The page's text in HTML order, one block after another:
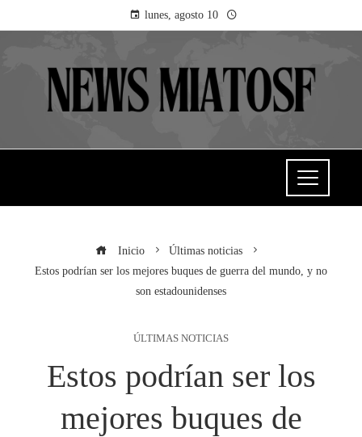
lunes, agosto 10
Inicio
Últimas noticias
Estos podrían ser los mejores buques de guerra del mundo, y no
son estadounidenses
ÚLTIMAS NOTICIAS
Estos podrían ser los
mejores buques de